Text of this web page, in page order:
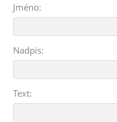
Jméno:
Nadpis:
Text: